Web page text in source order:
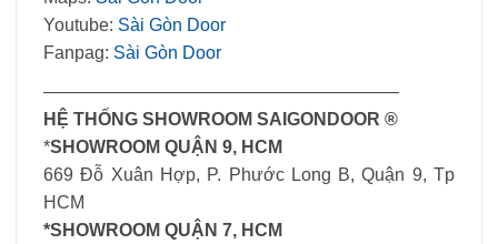
Youtube: Sài Gòn Door
Fanpag: Sài Gòn Door
————————————————————
HỆ THỐNG SHOWROOM SAIGONDOOR ®
*SHOWROOM QUẬN 9, HCM
669 Đỗ Xuân Hợp, P. Phước Long B, Quận 9, Tp
HCM
*SHOWROOM QUẬN 7, HCM